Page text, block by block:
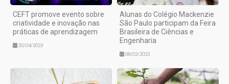
CEFT promove evento sobre
criatividade e inovação nas
práticas de aprendizagem
20/04/2023
Alunas do Colégio Mackenzie
São Paulo participam da Feira
Brasileira de Ciências e
Engenharia
08/02/2023